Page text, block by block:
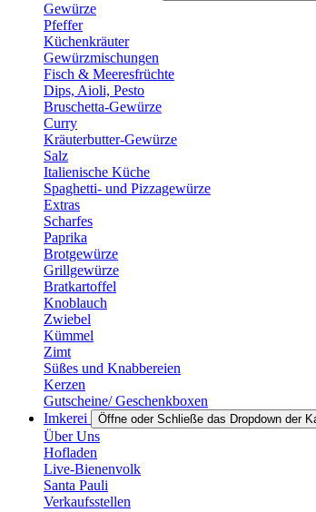
Gewürze
Pfeffer
Küchenkräuter
Gewürzmischungen
Fisch & Meeresfrüchte
Dips, Aioli, Pesto
Bruschetta-Gewürze
Curry
Kräuterbutter-Gewürze
Salz
Italienische Küche
Spaghetti- und Pizzagewürze
Extras
Scharfes
Paprika
Brotgewürze
Grillgewürze
Bratkartoffel
Knoblauch
Zwiebel
Kümmel
Zimt
Süßes und Knabbereien
Kerzen
Gutscheine/ Geschenkboxen
Imkerei
Öffne oder Schließe das Dropdown der
Über Uns
Hofladen
Live-Bienenvolk
Santa Pauli
Verkaufsstellen